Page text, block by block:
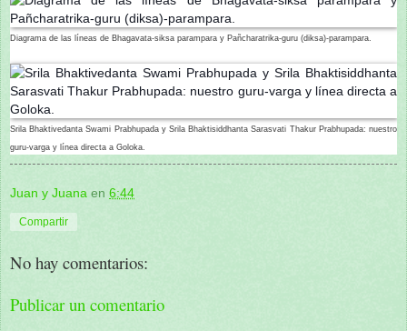
Diagrama de las líneas de Bhagavata-siksa parampara y Pañcharatrika-guru (diksa)-parampara.
Srila Bhaktivedanta Swami Prabhupada y Srila Bhaktisiddhanta Sarasvati Thakur Prabhupada: nuestro
guru-varga y línea directa a Goloka.
Juan y Juana en 6:44
Compartir
No hay comentarios:
Publicar un comentario